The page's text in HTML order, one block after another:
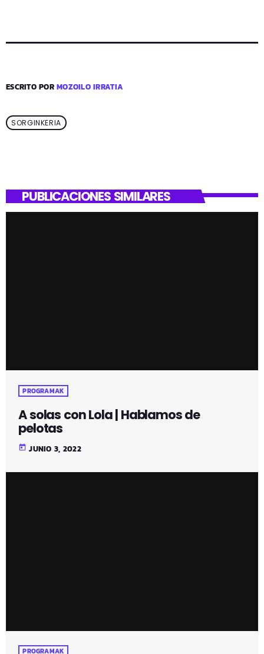
ESCRITO PORMOZOILO IRRATIA
SORGINKERIA
PUBLICACIONES SIMILARES
PROGRAMAK
A solas con Lola | Hablamos de
pelotas
today JUNIO 3, 2022
PROGRAMAK